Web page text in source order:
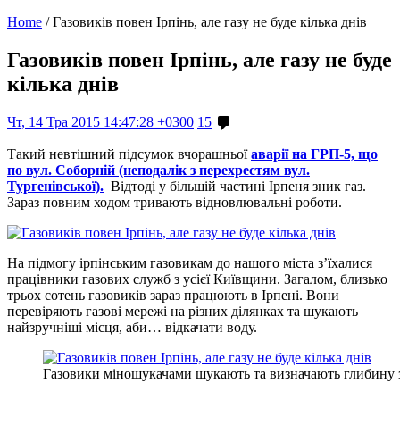
Home / Газовиків повен Ірпінь, але газу не буде кілька днів
Газовиків повен Ірпінь, але газу не буде
кілька днів
Чт, 14 Тра 2015 14:47:28 +0300 15
Такий невтішний підсумок вчорашньоїаварії на ГРП-5, що
по вул. Соборній (неподалік з перехрестям вул.
Тургенівської). Відтоді у більшій частині Ірпеня зник газ.
Зараз повним ходом тривають відновлювальні роботи.
На підмогу ірпінським газовикам до нашого міста з’їхалися
працівники газових служб з усієї Київщини. Загалом, близько
трьох сотень газовиків зараз працюють в Ірпені. Вони
перевіряють газові мережі на різних ділянках та шукають
найзручніші місця, аби… відкачати воду.
Газовики міношукачами шукають та визначають глибину